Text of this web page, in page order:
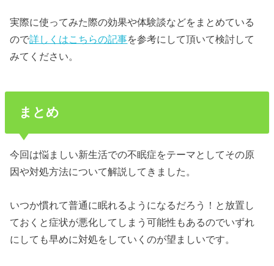
実際に使ってみた際の効果や体験談などをまとめている
ので詳しくはこちらの記事を参考にして頂いて検討して
みてください。
まとめ
今回は悩ましい新生活での不眠症をテーマとしてその原
因や対処方法について解説してきました。
いつか慣れて普通に眠れるようになるだろう！と放置し
ておくと症状が悪化してしまう可能性もあるのでいずれ
にしても早めに対処をしていくのが望ましいです。